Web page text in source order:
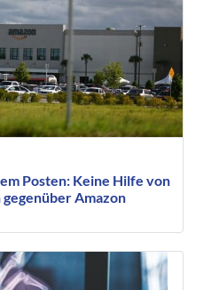
Posten: Keine Hilfe von
Amazon